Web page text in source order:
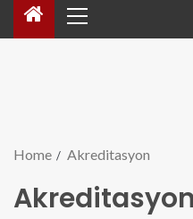
Home Akreditasyon
Akreditasyon